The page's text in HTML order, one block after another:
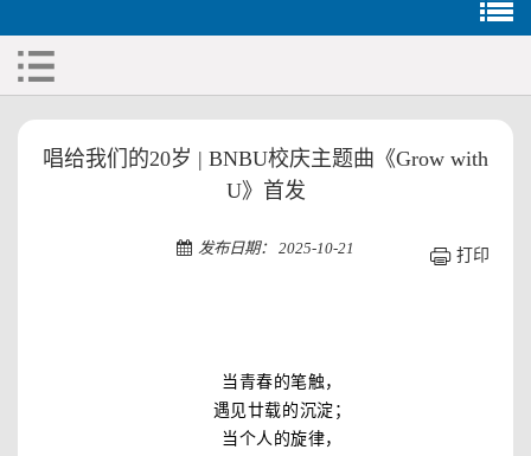
唱给我们的20岁 | BNBU校庆主题曲《Grow with
U》首发
发布日期： 2025-10-21 打印
当青春的笔触，
遇见廿载的沉淀；
当个人的旋律，